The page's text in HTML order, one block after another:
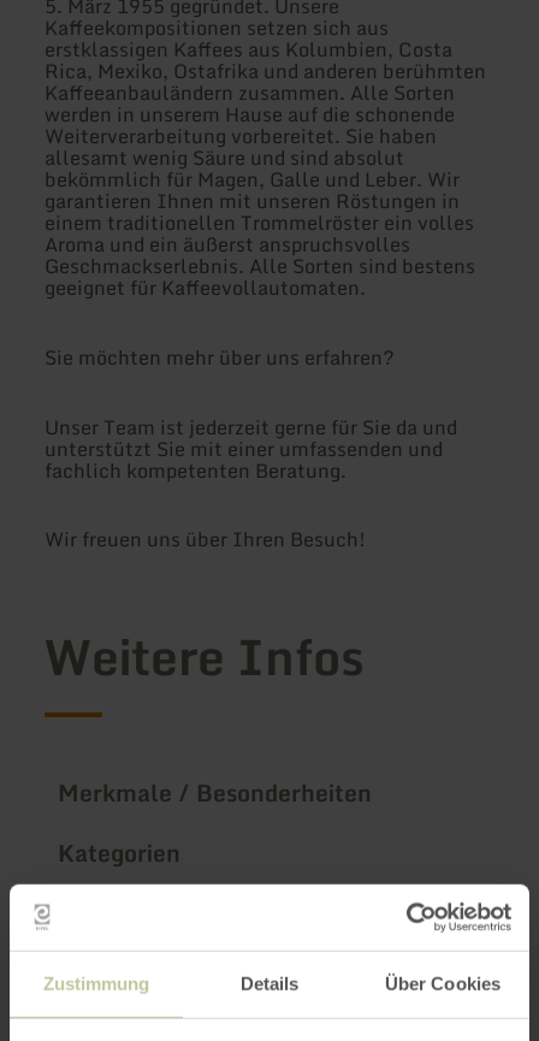
Zustimmung Details Über Cookies
5. März 1955 gegründet. Unsere
Kaffeekompositionen setzen sich aus
erstklassigen Kaffees aus Kolumbien, Costa
Rica, Mexiko, Ostafrika und anderen berühmten
Kaffeeanbauländern zusammen. Alle Sorten
werden in unserem Hause auf die schonende
Weiterverarbeitung vorbereitet. Sie haben
allesamt wenig Säure und sind absolut
bekömmlich für Magen, Galle und Leber. Wir
garantieren Ihnen mit unseren Röstungen in
einem traditionellen Trommelröster ein volles
Aroma und ein äußerst anspruchsvolles
Geschmackserlebnis. Alle Sorten sind bestens
geeignet für Kaffeevollautomaten.
Sie möchten mehr über uns erfahren?
Unser Team ist jederzeit gerne für Sie da und
unterstützt Sie mit einer umfassenden und
fachlich kompetenten Beratung.
Wir freuen uns über Ihren Besuch!
Weitere Infos
Merkmale / Besonderheiten
Kategorien
Impressionen